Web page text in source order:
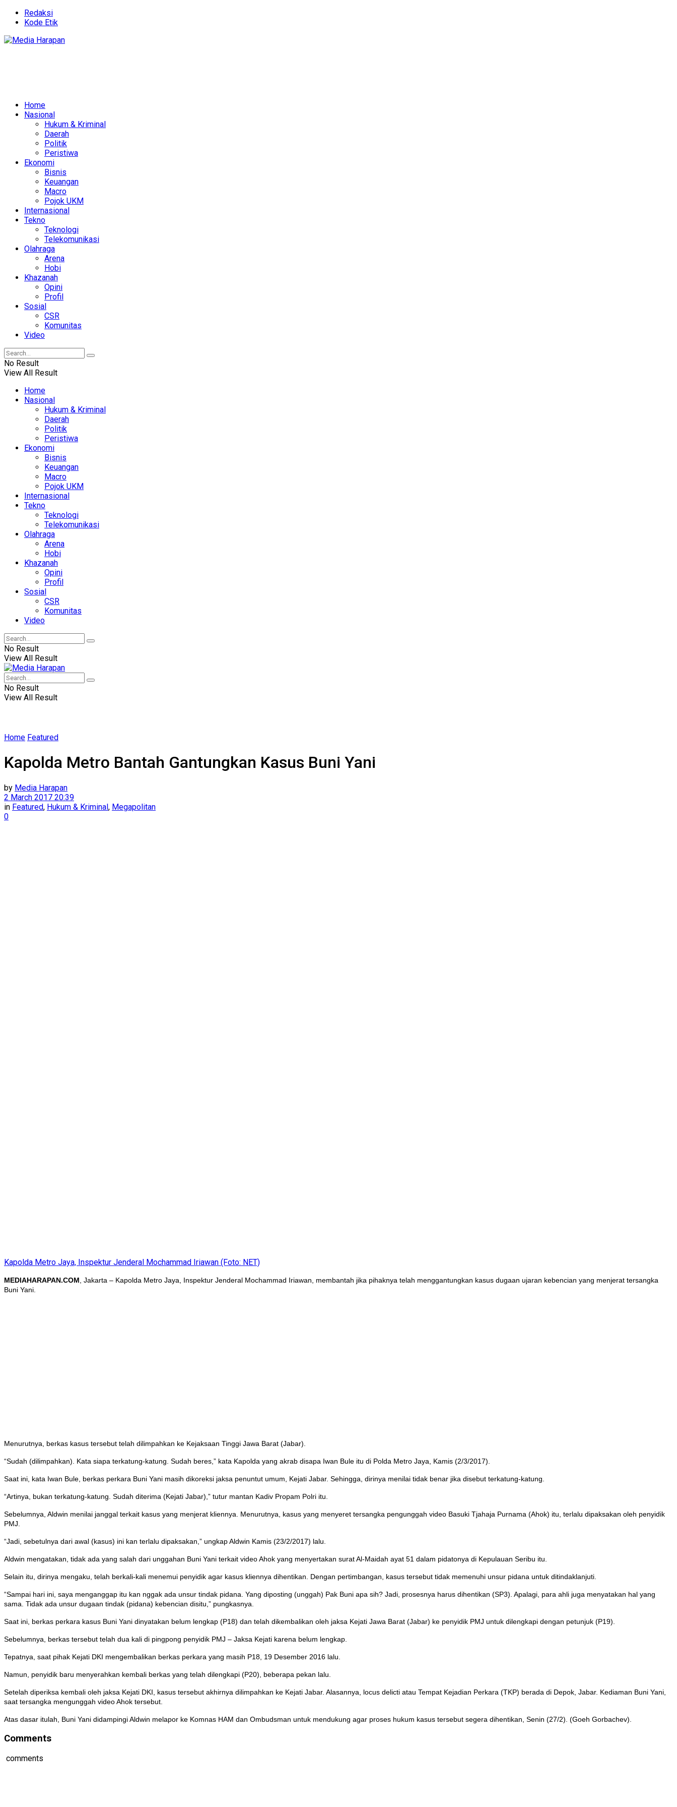
Redaksi
Kode Etik
Home
Nasional
Hukum & Kriminal
Daerah
Politik
Peristiwa
Ekonomi
Bisnis
Keuangan
Macro
Pojok UKM
Internasional
Tekno
Teknologi
Telekomunikasi
Olahraga
Arena
Hobi
Khazanah
Opini
Profil
Sosial
CSR
Komunitas
Video
No Result
View All Result
Home
Nasional
Hukum & Kriminal
Daerah
Politik
Peristiwa
Ekonomi
Bisnis
Keuangan
Macro
Pojok UKM
Internasional
Tekno
Teknologi
Telekomunikasi
Olahraga
Arena
Hobi
Khazanah
Opini
Profil
Sosial
CSR
Komunitas
Video
No Result
View All Result
No Result
View All Result
Home Featured
Kapolda Metro Bantah Gantungkan Kasus Buni Yani
by Media Harapan
2 March 2017 20:39
in Featured, Hukum & Kriminal, Megapolitan
0
Kapolda Metro Jaya, Inspektur Jenderal Mochammad Iriawan (Foto: NET)
MEDIAHARAPAN.COM , Jakarta – Kapolda Metro Jaya, Inspektur Jenderal Mochammad Iriawan, membantah jika pihaknya telah menggantungkan kasus dugaan ujaran kebencian yang menjerat tersangka
Buni Yani.
Menurutnya, berkas kasus tersebut telah dilimpahkan ke Kejaksaan Tinggi Jawa Barat (Jabar).
“Sudah (dilimpahkan). Kata siapa terkatung-katung. Sudah beres,” kata Kapolda yang akrab disapa Iwan Bule itu di Polda Metro Jaya, Kamis (2/3/2017).
Saat ini, kata Iwan Bule, berkas perkara Buni Yani masih dikoreksi jaksa penuntut umum, Kejati Jabar. Sehingga, dirinya menilai tidak benar jika disebut terkatung-katung.
“Artinya, bukan terkatung-katung. Sudah diterima (Kejati Jabar),” tutur mantan Kadiv Propam Polri itu.
Sebelumnya, Aldwin menilai janggal terkait kasus yang menjerat kliennya. Menurutnya, kasus yang menyeret tersangka pengunggah video Basuki Tjahaja Purnama (Ahok) itu, terlalu dipaksakan oleh penyidik
PMJ.
“Jadi, sebetulnya dari awal (kasus) ini kan terlalu dipaksakan,” ungkap Aldwin Kamis (23/2/2017) lalu.
Aldwin mengatakan, tidak ada yang salah dari unggahan Buni Yani terkait video Ahok yang menyertakan surat Al-Maidah ayat 51 dalam pidatonya di Kepulauan Seribu itu.
Selain itu, dirinya mengaku, telah berkali-kali menemui penyidik agar kasus kliennya dihentikan. Dengan pertimbangan, kasus tersebut tidak memenuhi unsur pidana untuk ditindaklanjuti.
“Sampai hari ini, saya menganggap itu kan nggak ada unsur tindak pidana. Yang diposting (unggah) Pak Buni apa sih? Jadi, prosesnya harus dihentikan (SP3). Apalagi, para ahli juga menyatakan hal yang
sama. Tidak ada unsur dugaan tindak (pidana) kebencian disitu,” pungkasnya.
Saat ini, berkas perkara kasus Buni Yani dinyatakan belum lengkap (P18) dan telah dikembalikan oleh jaksa Kejati Jawa Barat (Jabar) ke penyidik PMJ untuk dilengkapi dengan petunjuk (P19).
Sebelumnya, berkas tersebut telah dua kali di pingpong penyidik PMJ – Jaksa Kejati karena belum lengkap.
Tepatnya, saat pihak Kejati DKI mengembalikan berkas perkara yang masih P18, 19 Desember 2016 lalu.
Namun, penyidik baru menyerahkan kembali berkas yang telah dilengkapi (P20), beberapa pekan lalu.
Setelah diperiksa kembali oleh jaksa Kejati DKI, kasus tersebut akhirnya dilimpahkan ke Kejati Jabar. Alasannya, locus delicti atau Tempat Kejadian Perkara (TKP) berada di Depok, Jabar. Kediaman Buni Yani,
saat tersangka mengunggah video Ahok tersebut.
Atas dasar itulah, Buni Yani didampingi Aldwin melapor ke Komnas HAM dan Ombudsman untuk mendukung agar proses hukum kasus tersebut segera dihentikan, Senin (27/2). (Goeh Gorbachev).
Comments
comments